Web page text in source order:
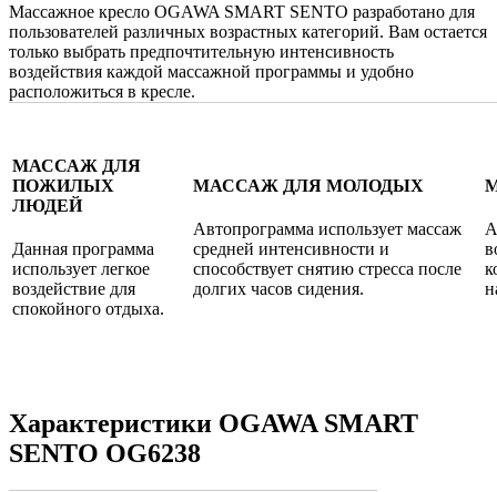
Массажное кресло OGAWA SMART SENTO разработано для
пользователей различных возрастных категорий. Вам остается
только выбрать предпочтительную интенсивность
воздействия каждой массажной программы и удобно
расположиться в кресле.
МАССАЖ ДЛЯ
ПОЖИЛЫХ
ЛЮДЕЙ
Данная программа
использует легкое
воздействие для
спокойного отдыха.
МАССАЖ ДЛЯ МОЛОДЫХ
Автопрограмма использует массаж
средней интенсивности и
способствует снятию стресса после
долгих часов сидения.
Характеристики OGAWA SMART
SENTO OG6238